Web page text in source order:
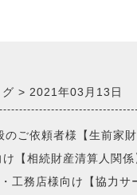
2021年03月13日
のご依頼者様【生前家
【相続財産清算人関係
工務店様向け【協力サ